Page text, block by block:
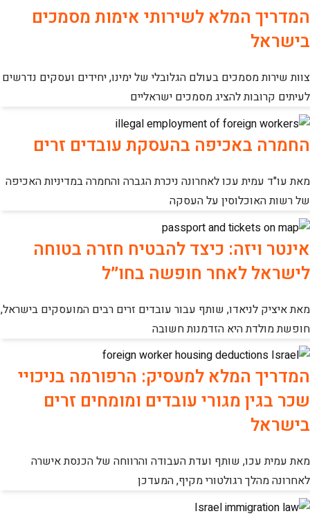
המדריך המלא לשירותי אימות מסמכים
בישראל
צוות שירות מסמכים בעולם הגלובלי של ימינו, יחידים ועסקים נדרשים
לעיתים קרובות להציג מסמכים ישראליים
החמרה באכיפה בהעסקת עובדים זרים
מאת עו"ד עמית עכו לאחרונה ניכרת הגברה והחמרה במדיניות האכיפה
של רשות האוכלוסין על העסקה
אינטר ויזה: כיצד להבטיח חזרה בטוחה
לישראל לאחר חופשה בחו״ל
מאת איציק לניאדו, שותף עבור עובדים זרים רבים המועסקים בישראל,
חופשת מולדת היא הזדמנות חשובה
המדריך המלא למעסיק: הרפורמה בניכויי
שכר בגין מגורי עובדים ומומחים זרים
בישראל
מאת עמית עכו, שותף ועדת העבודה והרווחה של הכנסת אישרה
לאחרונה מהלך רגולטורי מקיף, המעדכן